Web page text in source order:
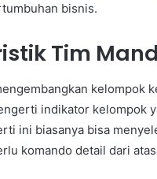
bisnis.
Tim
kelompok
indikator kelompok
ini biasanya bisa
komando detail dari